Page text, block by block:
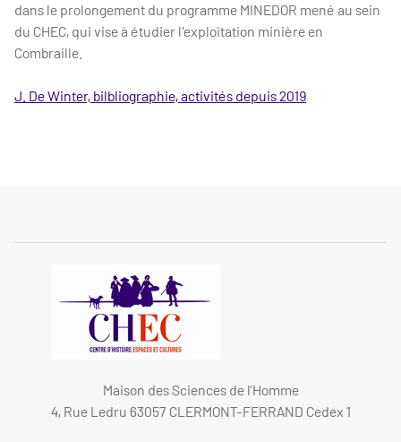
dans le prolongement du programme MINEDOR mené au sein
du CHEC, qui vise à étudier l'exploitation minière en
Combraille.
J. De Winter, bilbliographie, activités depuis 2019
Maison des Sciences de l’Homme
4, Rue Ledru 63057 CLERMONT-FERRAND Cedex 1